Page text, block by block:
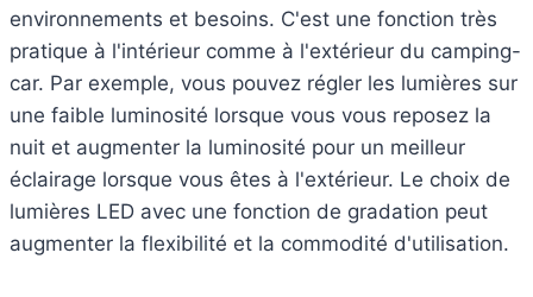
environnements et besoins. C'est une fonction très
pratique à l'intérieur comme à l'extérieur du camping-
car. Par exemple, vous pouvez régler les lumières sur
une faible luminosité lorsque vous vous reposez la
nuit et augmenter la luminosité pour un meilleur
éclairage lorsque vous êtes à l'extérieur. Le choix de
lumières LED avec une fonction de gradation peut
augmenter la flexibilité et la commodité d'utilisation.